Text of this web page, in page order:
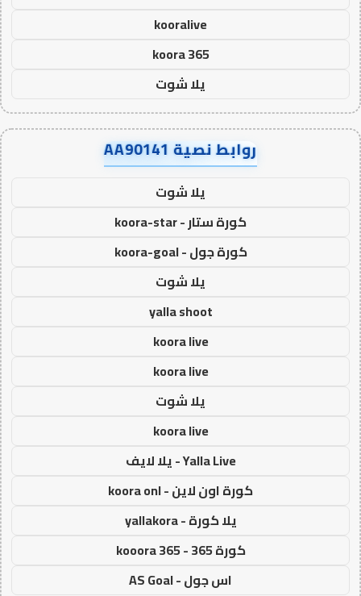
kooralive
koora 365
يلا شوت
روابط نصية AA90141
يلا شوت
كورة ستار - koora-star
كورة جول - koora-goal
يلا شوت
yalla shoot
koora live
koora live
يلا شوت
koora live
Yalla Live - يلا لايف
كورة اون لاين - koora onl
يلا كورة - yallakora
كورة 365 - kooora 365
اس جول - AS Goal